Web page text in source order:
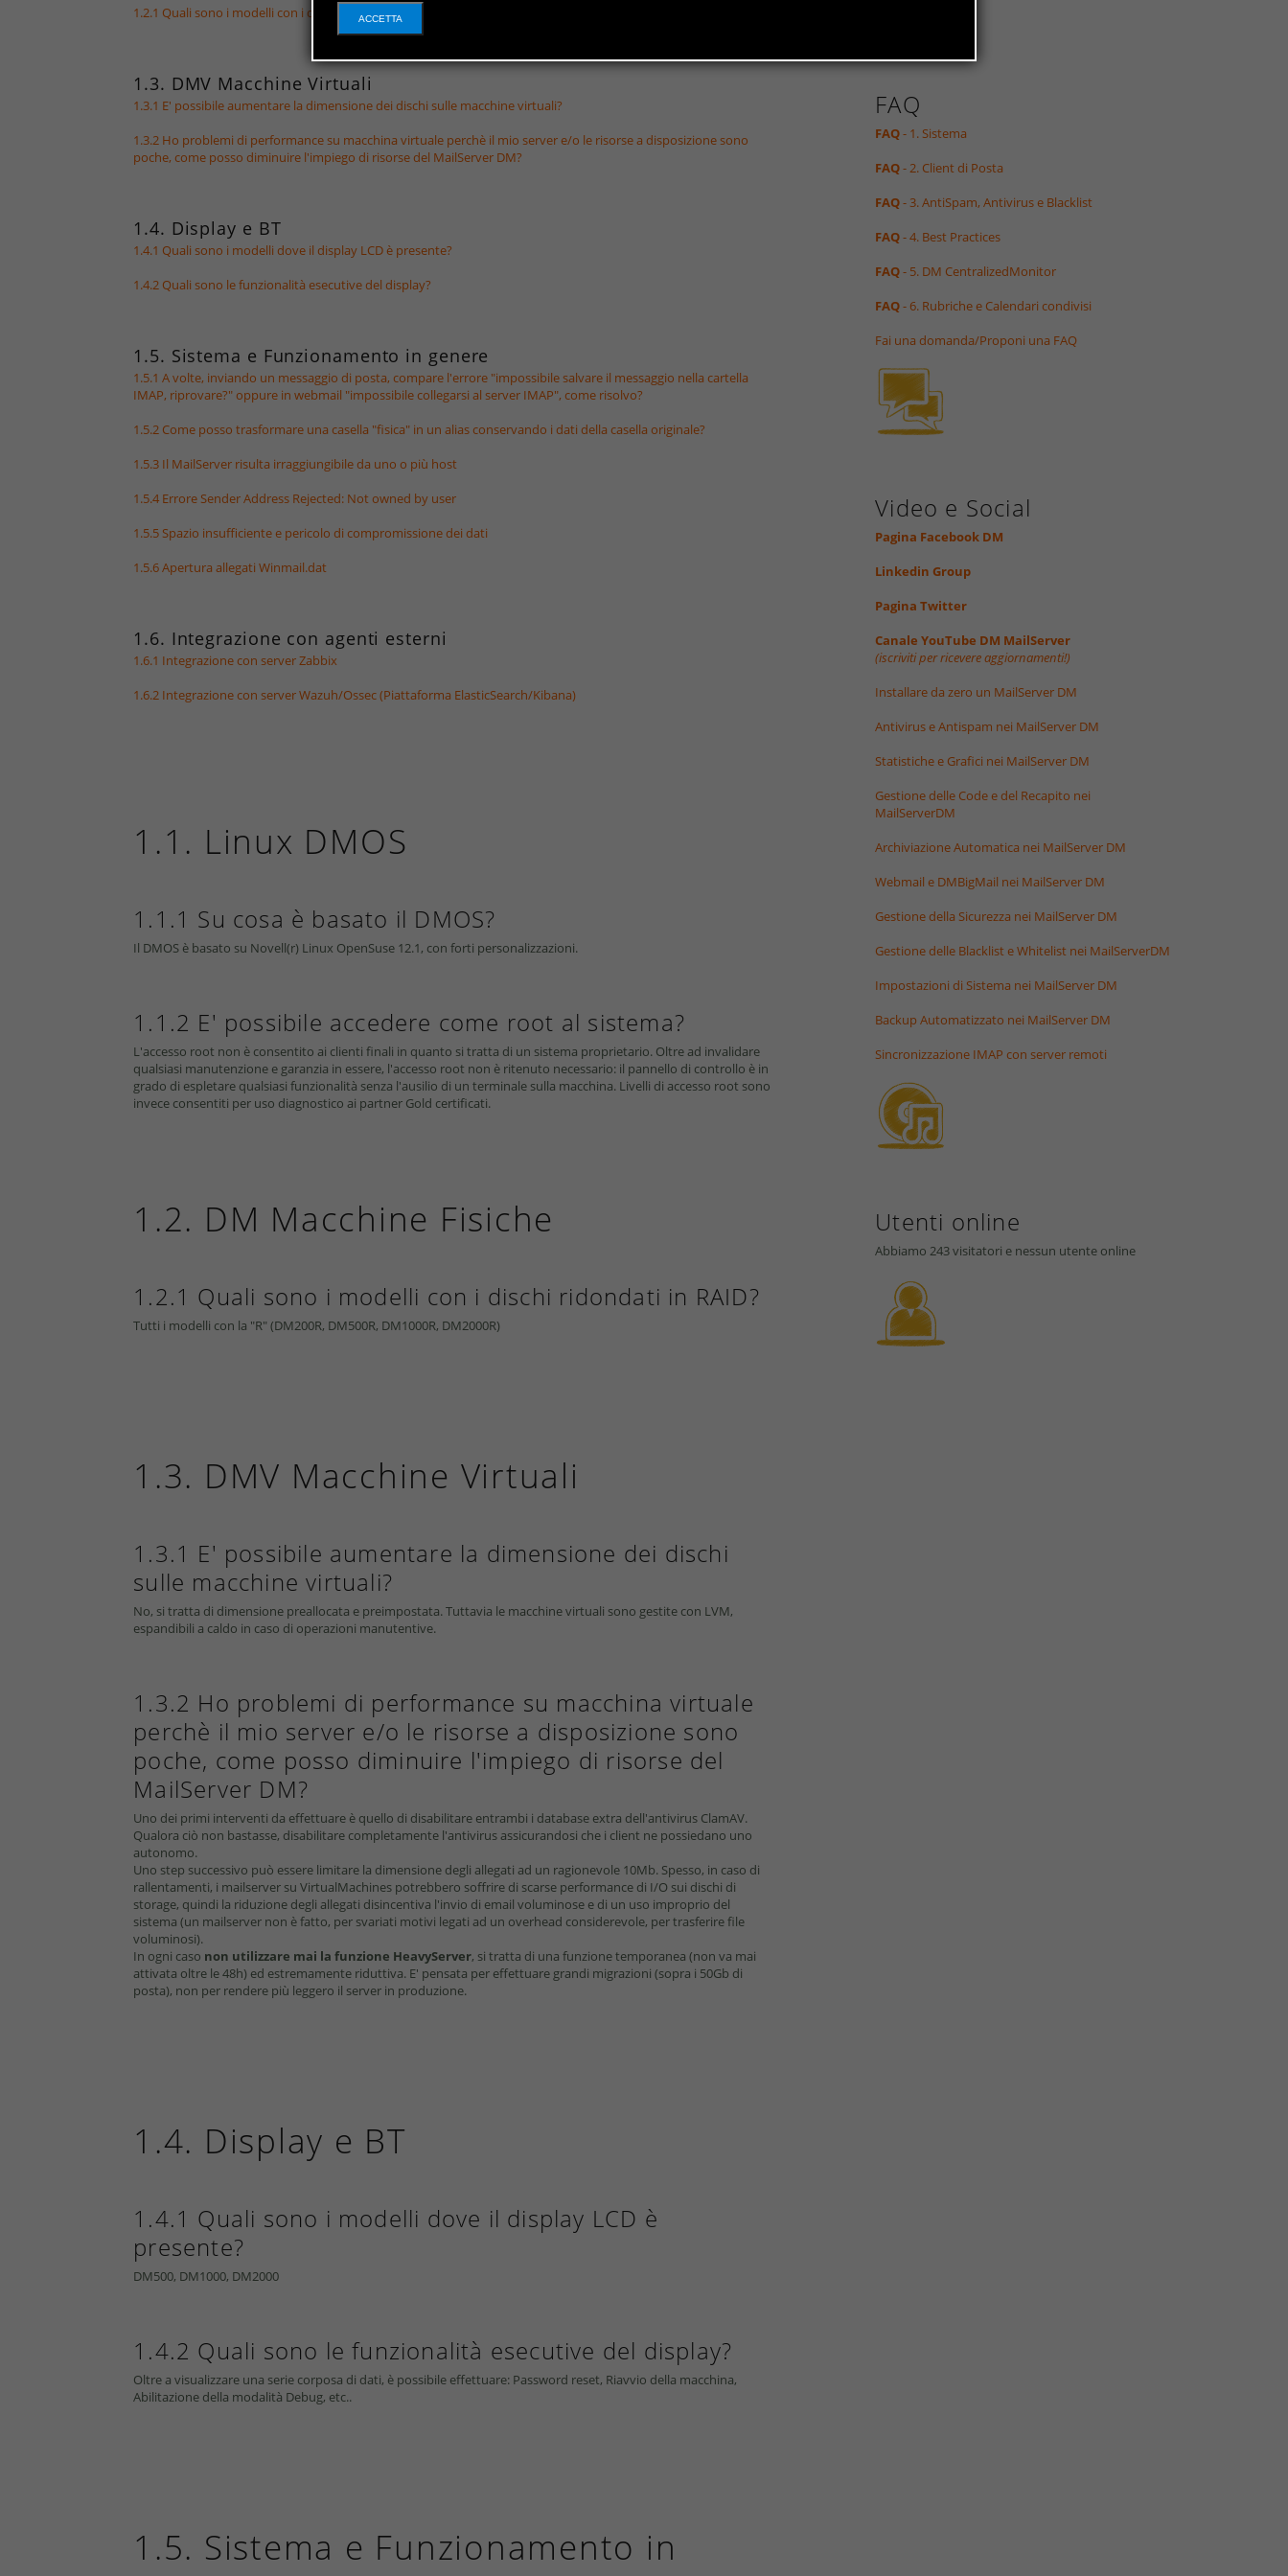
1.2.1 Quali sono i modelli con i dischi ridondati in RAID?
1.3. DMV Macchine Virtuali
1.3.1 E' possibile aumentare la dimensione dei dischi sulle macchine virtuali?
1.3.2 Ho problemi di performance su macchina virtuale perchè il mio server e/o le risorse a disposizione sono
poche, come posso diminuire l'impiego di risorse del MailServer DM?
1.4. Display e BT
1.4.1 Quali sono i modelli dove il display LCD è presente?
1.4.2 Quali sono le funzionalità esecutive del display?
1.5. Sistema e Funzionamento in genere
1.5.1 A volte, inviando un messaggio di posta, compare l'errore "impossibile salvare il messaggio nella cartella
IMAP, riprovare?" oppure in webmail "impossibile collegarsi al server IMAP", come risolvo?
1.5.2 Come posso trasformare una casella "fisica" in un alias conservando i dati della casella originale?
1.5.3 Il MailServer risulta irraggiungibile da uno o più host
1.5.4 Errore Sender Address Rejected: Not owned by user
1.5.5 Spazio insufficiente e pericolo di compromissione dei dati
1.5.6 Apertura allegati Winmail.dat
1.6. Integrazione con agenti esterni
1.6.1 Integrazione con server Zabbix
1.6.2 Integrazione con server Wazuh/Ossec (Piattaforma ElasticSearch/Kibana)
1.1. Linux DMOS
1.1.1 Su cosa è basato il DMOS?
Il DMOS è basato su Novell(r) Linux OpenSuse 12.1, con forti personalizzazioni.
1.1.2 E' possibile accedere come root al sistema?
L'accesso root non è consentito ai clienti finali in quanto si tratta di un sistema proprietario. Oltre ad invalidare
qualsiasi manutenzione e garanzia in essere, l'accesso root non è ritenuto necessario: il pannello di controllo è in
grado di espletare qualsiasi funzionalità senza l'ausilio di un terminale sulla macchina. Livelli di accesso root sono
invece consentiti per uso diagnostico ai partner Gold certificati.
1.2. DM Macchine Fisiche
1.2.1 Quali sono i modelli con i dischi ridondati in RAID?
Tutti i modelli con la "R" (DM200R, DM500R, DM1000R, DM2000R)
1.3. DMV Macchine Virtuali
1.3.1 E' possibile aumentare la dimensione dei dischi
sulle macchine virtuali?
No, si tratta di dimensione preallocata e preimpostata. Tuttavia le macchine virtuali sono gestite con LVM,
espandibili a caldo in caso di operazioni manutentive.
1.3.2 Ho problemi di performance su macchina virtuale
perchè il mio server e/o le risorse a disposizione sono
poche, come posso diminuire l'impiego di risorse del
MailServer DM?
Uno dei primi interventi da effettuare è quello di disabilitare entrambi i database extra dell'antivirus ClamAV.
Qualora ciò non bastasse, disabilitare completamente l'antivirus assicurandosi che i client ne possiedano uno
autonomo.
Uno step successivo può essere limitare la dimensione degli allegati ad un ragionevole 10Mb. Spesso, in caso di
rallentamenti, i mailserver su VirtualMachines potrebbero soffrire di scarse performance di I/O sui dischi di
storage, quindi la riduzione degli allegati disincentiva l'invio di email voluminose e di un uso improprio del
sistema (un mailserver non è fatto, per svariati motivi legati ad un overhead considerevole, per trasferire file
voluminosi).
In ogni caso non utilizzare mai la funzione HeavyServer, si tratta di una funzione temporanea (non va mai
attivata oltre le 48h) ed estremamente riduttiva. E' pensata per effettuare grandi migrazioni (sopra i 50Gb di
posta), non per rendere più leggero il server in produzione.
1.4. Display e BT
1.4.1 Quali sono i modelli dove il display LCD è
presente?
DM500, DM1000, DM2000
1.4.2 Quali sono le funzionalità esecutive del display?
Oltre a visualizzare una serie corposa di dati, è possibile effettuare: Password reset, Riavvio della macchina,
Abilitazione della modalità Debug, etc..
1.5. Sistema e Funzionamento in
FAQ
FAQ- 1. Sistema
FAQ- 2. Client di Posta
FAQ- 3. AntiSpam, Antivirus e Blacklist
FAQ- 4. Best Practices
FAQ- 5. DM CentralizedMonitor
FAQ- 6. Rubriche e Calendari condivisi
Fai una domanda/Proponi una FAQ
Video e Social
Pagina Facebook DM
Linkedin Group
Pagina Twitter
Canale YouTube DM MailServer
(iscriviti per ricevere aggiornamenti!)
Installare da zero un MailServer DM
Antivirus e Antispam nei MailServer DM
Statistiche e Grafici nei MailServer DM
Gestione delle Code e del Recapito nei
MailServerDM
Archiviazione Automatica nei MailServer DM
Webmail e DMBigMail nei MailServer DM
Gestione della Sicurezza nei MailServer DM
Gestione delle Blacklist e Whitelist nei MailServerDM
Impostazioni di Sistema nei MailServer DM
Backup Automatizzato nei MailServer DM
Sincronizzazione IMAP con server remoti
Utenti online
Abbiamo 243 visitatori e nessun utente online
ACCETTA